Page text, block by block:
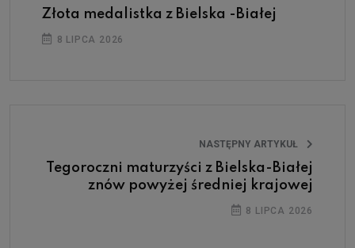
Złota medalistka z Bielska -Białej
8 LIPCA 2026
NASTĘPNY ARTYKUŁ
Tegoroczni maturzyści z Bielska-Białej
znów powyżej średniej krajowej
8 LIPCA 2026